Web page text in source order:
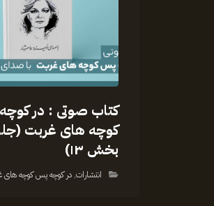
کتاب صوتی : در
کوچه های غربت
بخش ۱۳)
انتشارات, در کوچه پس کوچه های